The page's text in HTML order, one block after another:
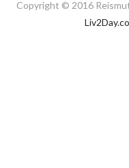
Copyright © 2016